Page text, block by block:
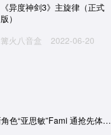
《异度神剑3》主旋律（正式
版）
篝火八音盒
2022-06-20
《街头霸王 6》新角色“亚思敏”Fami 通抢先体验报告